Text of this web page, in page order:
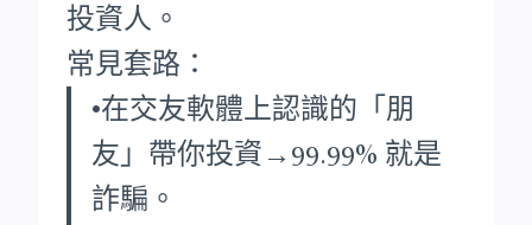
投資人。
常見套路：
•在交友軟體上認識的「朋
友」帶你投資→99.99% 就是
詐騙。